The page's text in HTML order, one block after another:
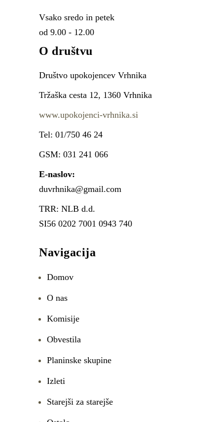
Vsako sredo in petek
od 9.00 - 12.00
O društvu
Društvo upokojencev Vrhnika
Tržaška cesta 12, 1360 Vrhnika
www.upokojenci-vrhnika.si
Tel: 01/750 46 24
GSM: 031 241 066
E-naslov:
duvrhnika@gmail.com
TRR: NLB d.d.
SI56 0202 7001 0943 740
Navigacija
Domov
O nas
Komisije
Obvestila
Planinske skupine
Izleti
Starejši za starejše